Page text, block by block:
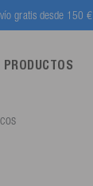
gratis desde 150 €
PRODUCTOS